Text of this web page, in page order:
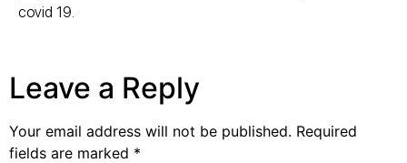
covid 19.
Leave a Reply
Your email address will not be published. Required
fields are marked *